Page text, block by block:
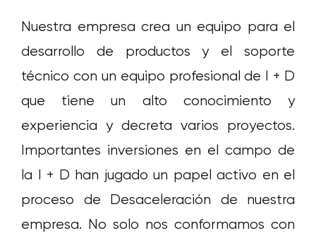
Nuestra empresa crea un equipo para el
desarrollo de productos y el soporte
técnico con un equipo profesional de I + D
que tiene un alto conocimiento y
experiencia y decreta varios proyectos.
Importantes inversiones en el campo de
la I + D han jugado un papel activo en el
proceso de Desaceleración de nuestra
empresa. No solo nos conformamos con